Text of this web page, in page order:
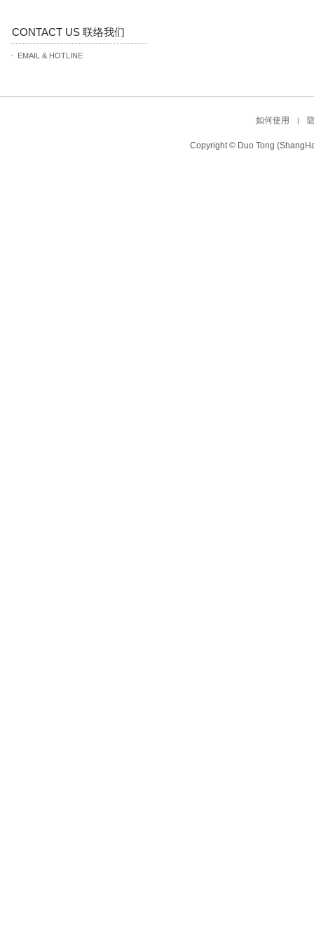
CONTACT US 联络我们
- EMAIL & HOTLINE
如何使用 |
Copyright © Duo Tong